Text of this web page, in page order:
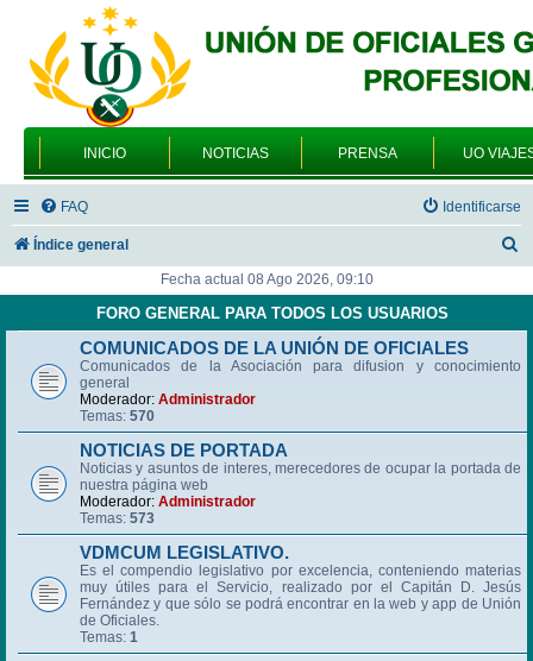
INICIO NOTICIAS PRENSA UO
FAQ Identificarse
Índice general
c
Fecha actual 08 Ago 2026, 09:10
FORO GENERAL PARA TODOS LOS USUARIOS
COMUNICADOS DE LA UNIÓN DE OFICIALES
Comunicados de la Asociación para difusion y conocimiento
general
Moderador: Administrador
Temas: 570
NOTICIAS DE PORTADA
Noticias y asuntos de interes, merecedores de ocupar la portada de
nuestra página web
Moderador: Administrador
Temas: 573
VDMCUM LEGISLATIVO.
Es el compendio legislativo por excelencia, conteniendo materias
muy útiles para el Servicio, realizado por el Capitán D. Jesús
Fernández y que sólo se podrá encontrar en la web y app de Unión
de Oficiales.
Temas: 1